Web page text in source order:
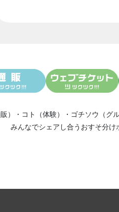
） ・ コト（体験） ・ ゴチソウ（グル
みんなでシェアし合う おすそ分け